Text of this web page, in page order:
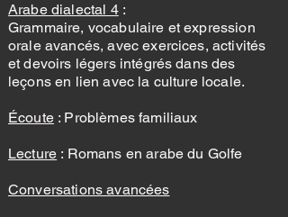
Arabe dialectal 4:
Grammaire, vocabulaire et expression
orale avancés, avec exercices, activités
et devoirs légers intégrés dans des
leçons en lien avec la culture locale.
Écoute: Problèmes familiaux
Lecture : Romans en arabe du Golfe
Conversations avancées